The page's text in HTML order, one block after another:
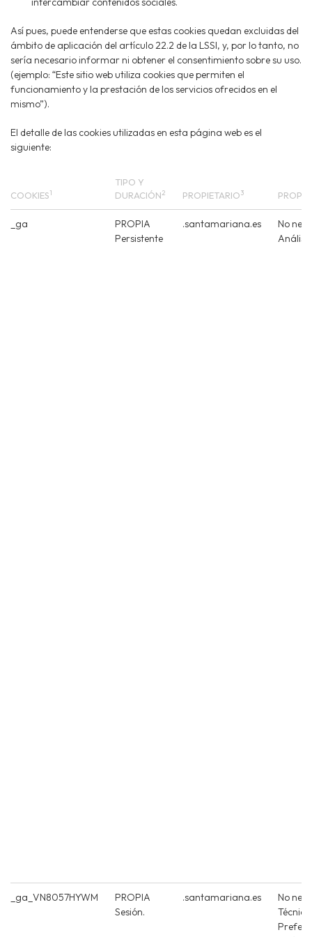
Así pues, puede entenderse que estas cookies quedan excluidas del
ámbito de aplicación del artículo 22.2 de la LSSI, y, por lo tanto, no
sería necesario informar ni obtener el consentimiento sobre su uso.
(ejemplo: “Este sitio web utiliza cookies que permiten el
funcionamiento y la prestación de los servicios ofrecidos en el
mismo”).
El detalle de las cookies utilizadas en esta página web es el
siguiente:
COOKIES1
TIPO Y
DURACIÓN2 PROPIETARIO3
_ga
PROPIA
Persistente
.santamariana.es
No
_ga_VN8057HYWM
PROPIA
Sesión.
.santamariana.es
No